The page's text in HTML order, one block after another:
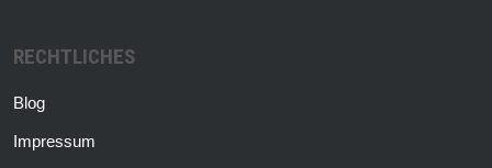
RECHTLICHES
Blog
Impressum